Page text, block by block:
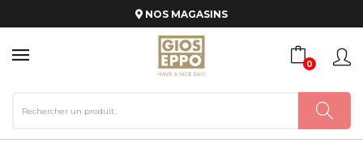
NOS MAGASINS
0